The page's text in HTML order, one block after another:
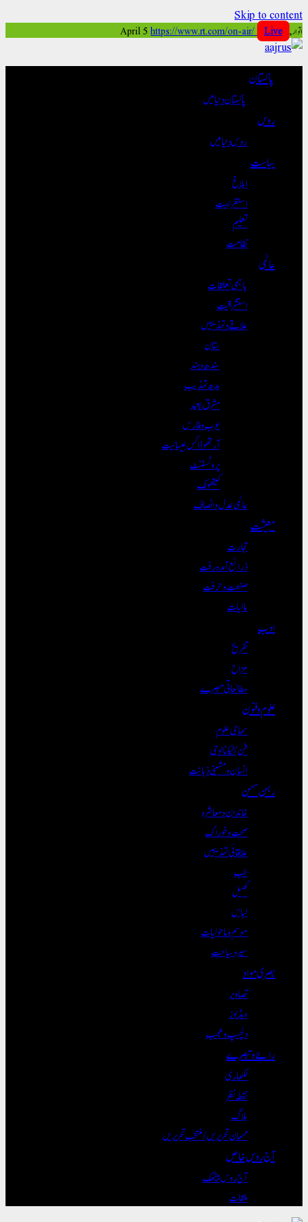
Skip to content
اتوار, April 5 https://www.rt.com/on-air/ Live
پاکستان
پاکستان دنیا میں
روس
روس دنیا میں
سیاست
ابلاغ
استغرابیت
تعلیم
نظامت
عالمی
باہمی تعلقات
استشراقیت
علاقے و تہذیبیں
ستان
سندھ و ہند
بدھ تہذیب
مشرق بعید
عرب و فارس
آرتھوڈاکس عیسائیت
پروٹسٹنٹ
کیتھولک
عالمی عدل و انصاف
معیشت
تجارت
ذرائع آمدورفت
صنعت و حرفت
مالیات
ادب
تفریح
مزاح
مطالعاتی تبصرے
علوم و فنون
سماجی علوم
فن/ٹیکنالوجی
انسان و مشینی ذہانت
رہن سہن
خاندان و معاشرہ
صحت و خوراک
علاقائی تہذیبیں
طب
کھیل
لباس
موسم و ماحولیات
سیر و سیاحت
بصری مواد
تصاویر
ویڈیوز
دلچسپ و عجیب
رائے و تبصرے
لکھاری
نقطہ نظر
بلاگ
مہمان تحریریں / منتخب تحریریں
آج روس خاص
آج روس بیٹھک
ملقات